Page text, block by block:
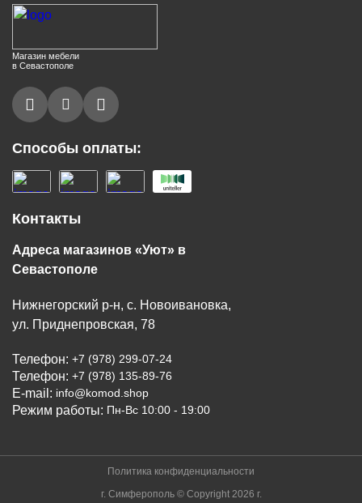
Магазин мебели
в Севастополе
Способы оплаты:
Контакты
Адреса магазинов «Уют» в
Севастополе
Нижнегорский р-н, с. Новоивановка,
ул. Приднепровская, 78
Телефон: +7 (978) 299-07-24
Телефон: +7 (978) 135-89-76
E-mail: info@komod.shop
Режим работы: Пн-Вс 10:00 - 19:00
Политика конфиденциальности
г. Симферополь © Copyright 2026 г.